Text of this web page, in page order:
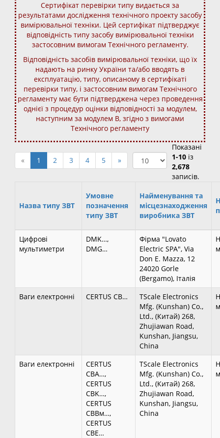
Сертифікат перевірки типу видається за
результатами дослідження технічного проекту засобу
вимірювальної техніки. Цей сертифікат підтверджує
відповідність типу засобу вимірювальної техніки
застосовним вимогам Технічного регламенту.
Відповідність засобів вимірювальної техніки, що їх
надають на ринку України та/або вводять в
експлуатацію, типу, описаному в сертифікаті
перевірки типу, і застосовним вимогам Технічного
регламенту має бути підтверджена через проведення
однієї з процедур оцінки відповідності за модулем,
наступним за модулем В, згідно з вимогами
Технічного регламенту
« 1 2 3 4 5 »
Показані
1-10 із
2,678
записів.
Назва типу ЗВТ
Умовне
позначення
типу ЗВТ
Найменування та
місцезнаходження
виробника ЗВТ
Цифрові
мультиметри
DMK…,
DMG…
Фірма "Lovato
Electric SPA", Via
Don E. Mazza, 12
24020 Gorle
(Bergamo), Італія
Ваги електронні CERTUS CB…
TScale Electronics
Mfg. (Kunshan) Co.,
Ltd., (Китай) 268,
Zhujiawan Road,
Kunshan, Jiangsu,
China
Ваги електронні
CERTUS
CBA…,
CERTUS
CBK…,
CERTUS
CBBм…,
CERTUS
CBE…
TScale Electronics
Mfg. (Kunshan) Co.,
Ltd., (Китай) 268,
Zhujiawan Road,
Kunshan, Jiangsu,
China